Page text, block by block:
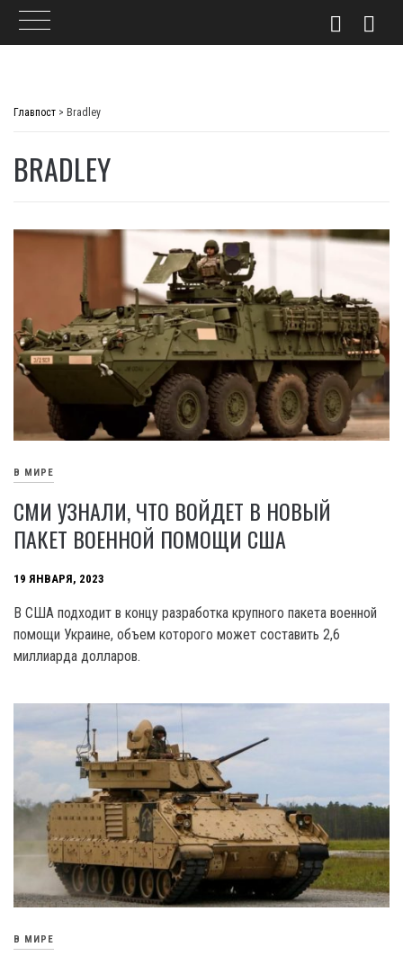
Главпост > Bradley
BRADLEY
В МИРЕ
СМИ УЗНАЛИ, ЧТО ВОЙДЕТ В НОВЫЙ
ПАКЕТ ВОЕННОЙ ПОМОЩИ США
19 ЯНВАРЯ, 2023
В США подходит в концу разработка крупного пакета военной
помощи Украине, объем которого может составить 2,6
миллиарда долларов.
В МИРЕ